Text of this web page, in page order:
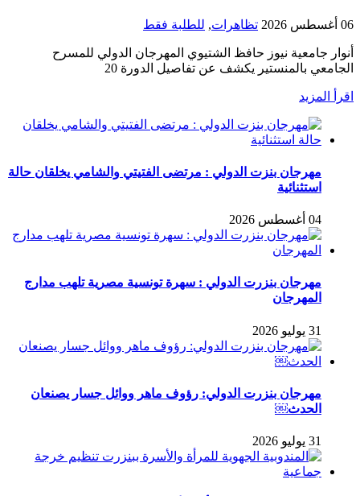
06 أغسطس 2026 تظاهرات, للطلبة فقط
أنوار جامعية نيوز حافظ الشتيوي المهرجان الدولي للمسرح
الجامعي بالمنستير يكشف عن تفاصيل الدورة 20
اقرأ المزيد
مهرجان بنزت الدولي : مرتضى الفتيتي والشامي يخلقان حالة
استثنائية
04 أغسطس 2026
مهرجان بنزرت الدولي : سهرة تونسية مصرية تلهب مدارج
المهرجان
31 يوليو 2026
مهرجان بنزرت الدولي: رؤوف ماهر ووائل جسار يصنعان
الحدث￼
31 يوليو 2026